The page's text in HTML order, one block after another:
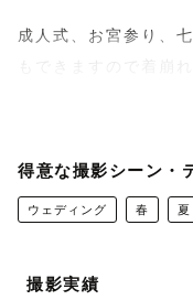
成人式、お宮参り、
オールジャンル撮影
ブライダルフォトグ
得意な撮影シーン・
ウェディング 春 夏
撮影実績